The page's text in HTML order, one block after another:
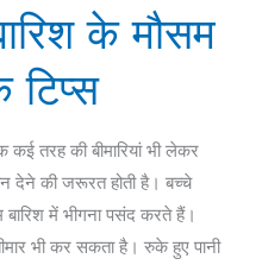
के मौसम
तरह की बीमारियां भी लेकर
देने की जरूरत होती है। बच्चे
में भीगना पसंद करते हैं।
भी कर सकता है। रुके हुए पानी